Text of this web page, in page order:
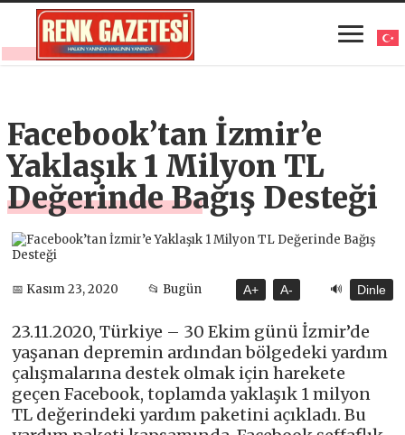
​Facebook’tan İzmir’e
Yaklaşık 1 Milyon TL
Değerinde Bağış Desteği
📅 Kasım 23, 2020 📂 Bugün A+ A- 🔊 Dinle
23.11.2020, Türkiye – 30 Ekim günü İzmir’de
yaşanan depremin ardından bölgedeki yardım
çalışmalarına destek olmak için harekete
geçen Facebook, toplamda yaklaşık 1 milyon
TL değerindeki yardım paketini açıkladı. Bu